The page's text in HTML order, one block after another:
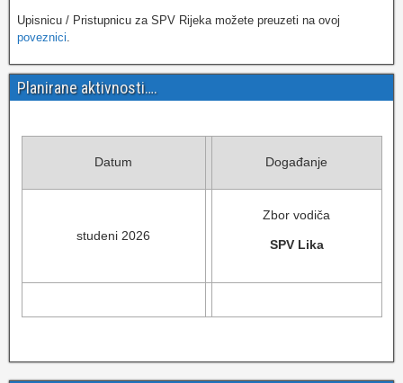
Upisnicu / Pristupnicu za SPV Rijeka možete preuzeti na ovoj
poveznici
Planirane aktivnosti….
Datum Događanje
studeni 2026
Zbor vodiča
SPV Lika